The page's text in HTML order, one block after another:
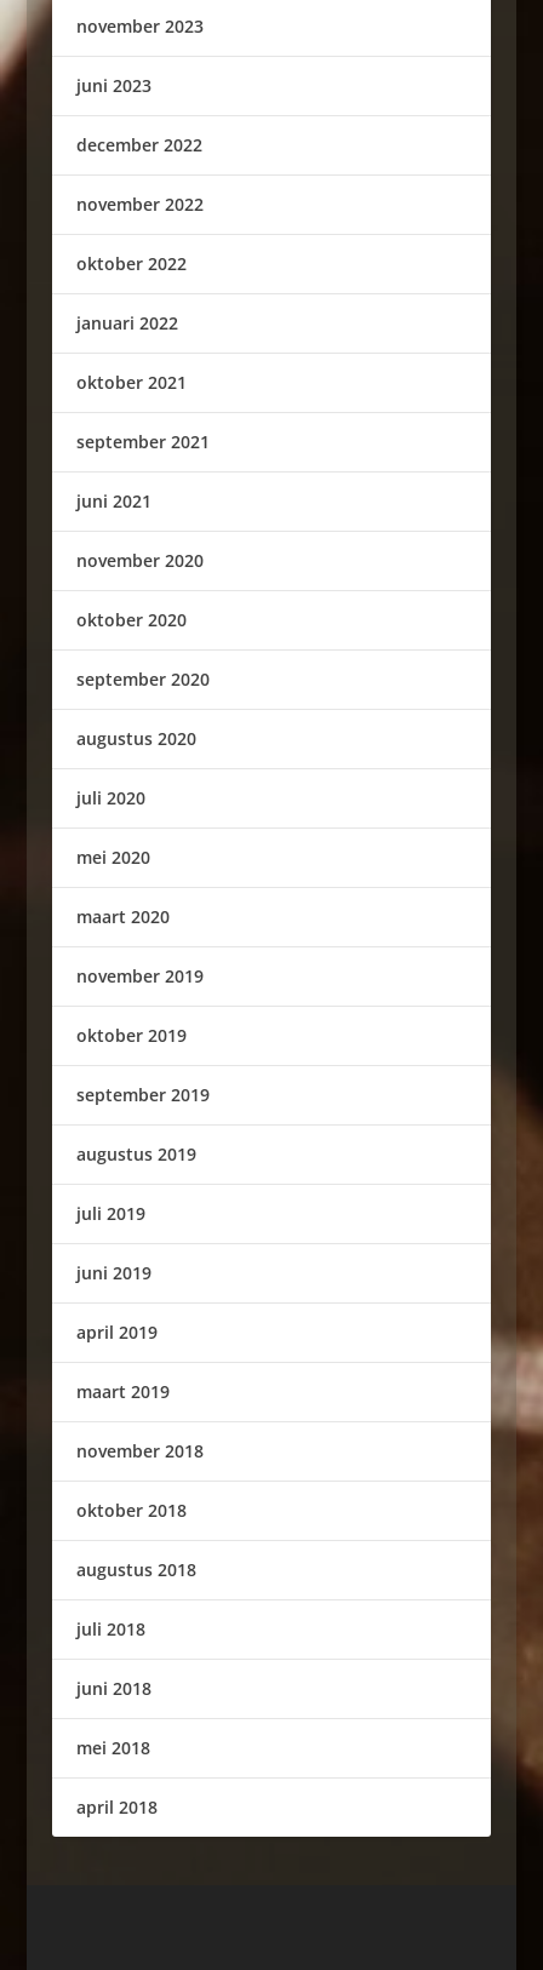
november 2023
juni 2023
december 2022
november 2022
oktober 2022
januari 2022
oktober 2021
september 2021
juni 2021
november 2020
oktober 2020
september 2020
augustus 2020
juli 2020
mei 2020
maart 2020
november 2019
oktober 2019
september 2019
augustus 2019
juli 2019
juni 2019
april 2019
maart 2019
november 2018
oktober 2018
augustus 2018
juli 2018
juni 2018
mei 2018
april 2018